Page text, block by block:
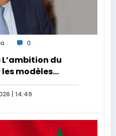
0
L’ambition du
les modèles
de
sur le
| 14:49